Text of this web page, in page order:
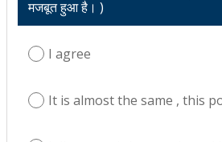
मजबूत हुआ है। )
I agree
It is almost the same , this